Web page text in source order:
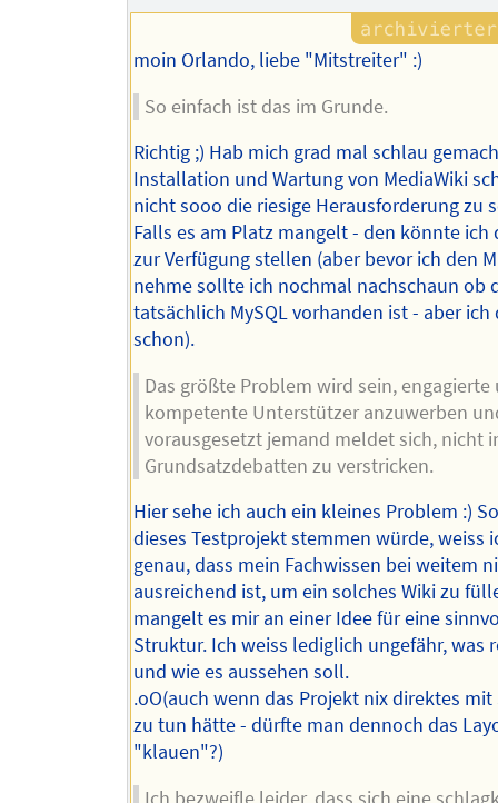
Autors
moin Orlando, liebe "Mitstreiter" :)
So einfach ist das im Grunde.
Richtig ;) Hab mich grad mal schlau
Installation und Wartung von MediaWiki
nicht sooo die riesige Herausforderung zu
Falls es am Platz mangelt - den könnte ich
zur Verfügung stellen (aber bevor ich den
nehme sollte ich nochmal nachschaun ob
tatsächlich MySQL vorhanden ist - aber ich
schon).
Das größte Problem wird sein, engagierte
kompetente Unterstützer anzuwerben
vorausgesetzt jemand meldet sich, nicht
Grundsatzdebatten zu verstricken.
Hier sehe ich auch ein kleines Problem :)
dieses Testprojekt stemmen würde, weiss
genau, dass mein Fachwissen bei weitem
ausreichend ist, um ein solches Wiki zu
mangelt es mir an einer Idee für eine
Struktur. Ich weiss lediglich ungefähr, was
und wie es aussehen soll.
.oO(auch wenn das Projekt nix direktes mit
zu tun hätte - dürfte man dennoch das
"klauen"?)